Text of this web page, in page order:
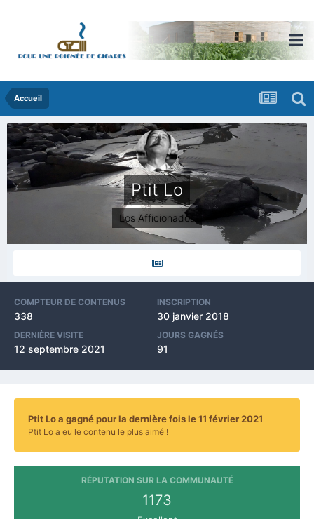
Accueil
Ptit Lo
Los Afficionados
COMPTEUR DE CONTENUS
338
INSCRIPTION
30 janvier 2018
DERNIÈRE VISITE
12 septembre 2021
JOURS GAGNÉS
91
Ptit Lo a gagné pour la dernière fois le 11 février 2021
Ptit Lo a eu le contenu le plus aimé !
RÉPUTATION SUR LA COMMUNAUTÉ
1173